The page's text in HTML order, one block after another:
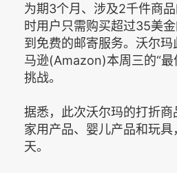
为期3个月、涉及2千件商
时用户只需购买超过35美
到免费的邮寄服务。沃尔
马逊(Amazon)本周三的“最
挑战。
据悉，此次沃尔玛的打折商
家用产品、婴儿产品和玩
天。